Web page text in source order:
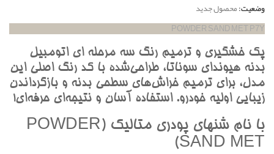
وضعیت:محصول جدید
POWDER SAND MET P7Y
پک خشگيري و ترميم رنگ سه مرحله اي اتومبيل
بدنه هيونداي سوناتا، طراحي‌شده با کد رنگ اصلي اين
مدل، براي ترميم خراش‌هاي سطحي بدنه و بازگرداندن
زيبايي اوليه خودرو. استفاده آسان و نتيجه‌اي حرفه‌اي!
با نام شنهاي پودري متاليک (POWDER
SAND MET)